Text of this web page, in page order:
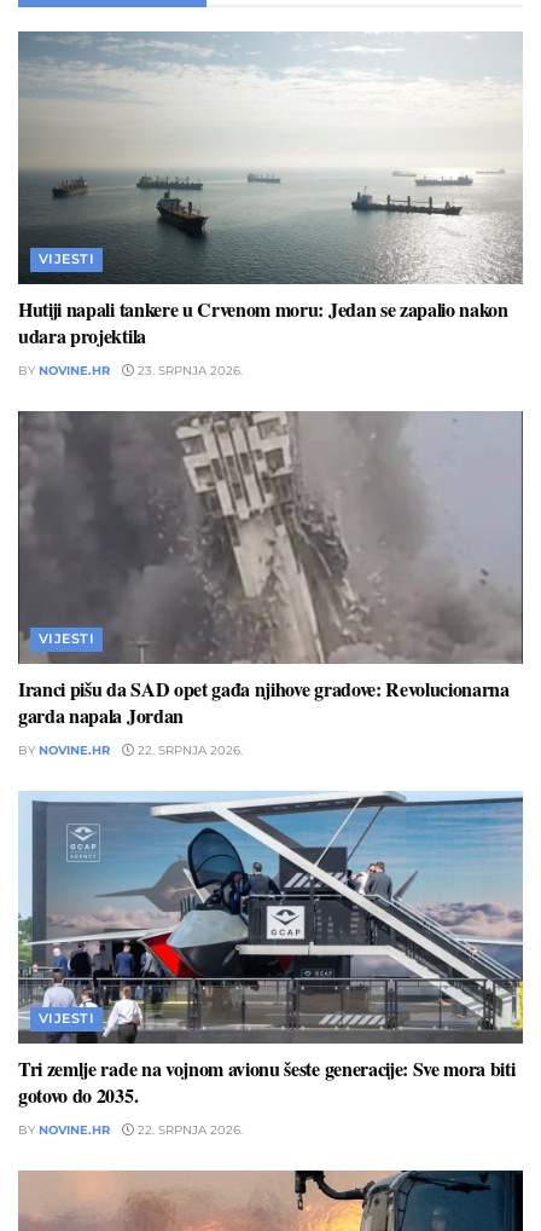
VIJESTI
Hutiji napali tankere u Crvenom moru: Jedan se zapalio nakon
udara projektila
BY NOVINE.HR 23. SRPNJA 2026.
VIJESTI
Iranci pišu da SAD opet gađa njihove gradove: Revolucionarna
garda napala Jordan
BY NOVINE.HR 22. SRPNJA 2026.
VIJESTI
Tri zemlje rade na vojnom avionu šeste generacije: Sve mora biti
gotovo do 2035.
BY NOVINE.HR 22. SRPNJA 2026.